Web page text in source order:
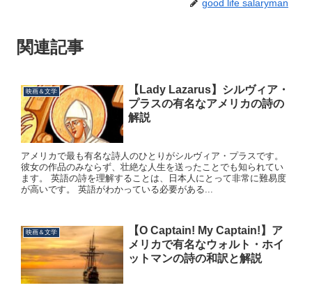
good life salaryman
関連記事
映画＆文学
【Lady Lazarus】シルヴィア・
プラスの有名なアメリカの詩の
解説
アメリカで最も有名な詩人のひとりがシルヴィア・プラスです。
彼女の作品のみならず、壮絶な人生を送ったことでも知られてい
ます。 英語の詩を理解することは、日本人にとって非常に難易度
が高いです。 英語がわかっている必要がある...
映画＆文学
【O Captain! My Captain!】ア
メリカで有名なウォルト・ホイ
ットマンの詩の和訳と解説